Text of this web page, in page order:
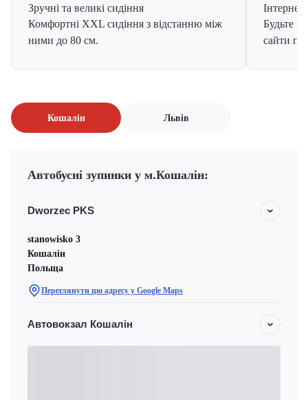
Зручні та великі сидіння
Комфортні XXL сидіння з відстанню між
ними до 80 см.
Інтернет
Будьте
сайти
Кошалін Львів
Автобусні зупинки у м.Кошалін:
Dworzec PKS
stanowisko 3
Кошалін
Польща
Переглянути цю адресу у Google Maps
Автовокзал Кошалін